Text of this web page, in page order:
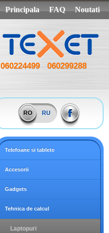
Principala FAQ Noutati
060224499 060299288
RO RU
Telefoane si tablete
Accesorii
Gadgets
Tehnica de calcul
Laptopuri